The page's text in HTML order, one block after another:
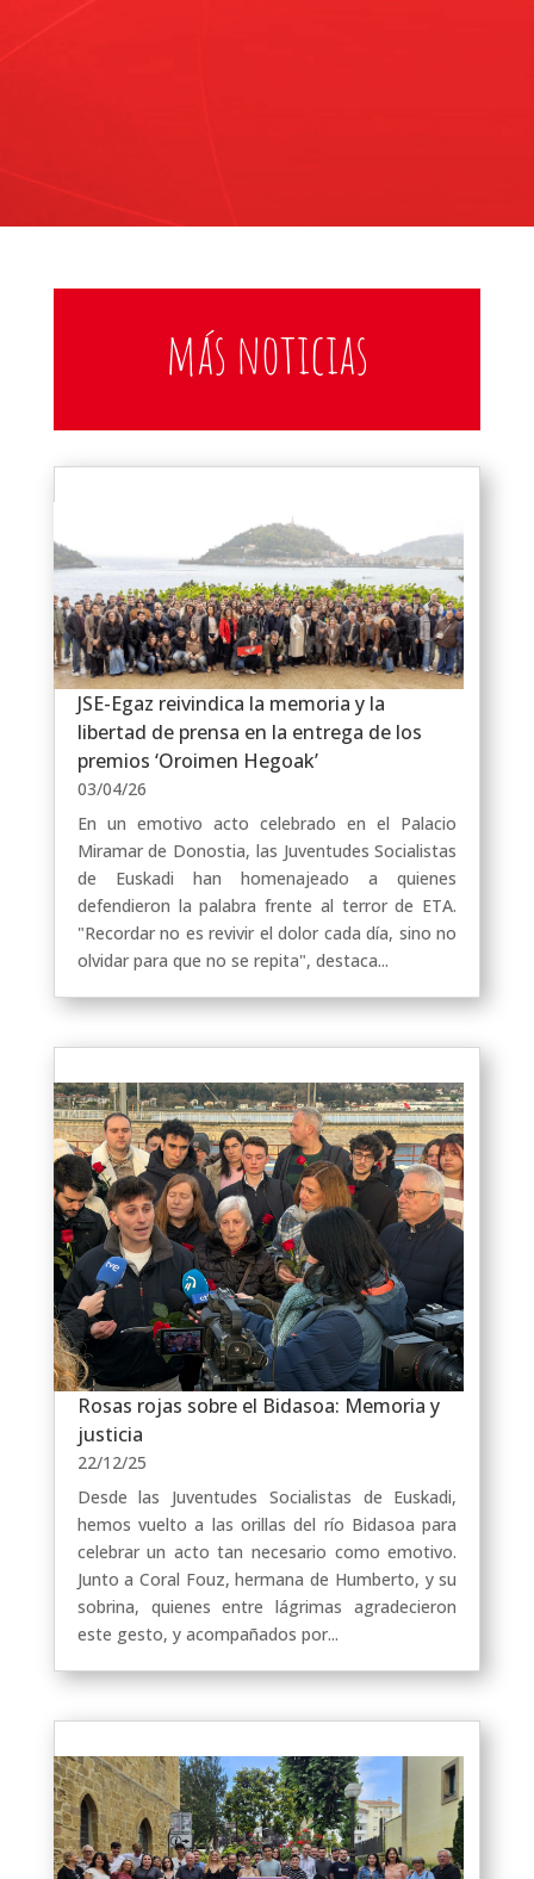
más noticias
JSE-Egaz reivindica la memoria y la
libertad de prensa en la entrega de los
premios ‘Oroimen Hegoak’
03/04/26
En un emotivo acto celebrado en el Palacio
Miramar de Donostia, las Juventudes Socialistas
de Euskadi han homenajeado a quienes
defendieron la palabra frente al terror de ETA.
"Recordar no es revivir el dolor cada día, sino no
olvidar para que no se repita", destaca...
Rosas rojas sobre el Bidasoa: Memoria y
justicia
22/12/25
Desde las Juventudes Socialistas de Euskadi,
hemos vuelto a las orillas del río Bidasoa para
celebrar un acto tan necesario como emotivo.
Junto a Coral Fouz, hermana de Humberto, y su
sobrina, quienes entre lágrimas agradecieron
este gesto, y acompañados por...